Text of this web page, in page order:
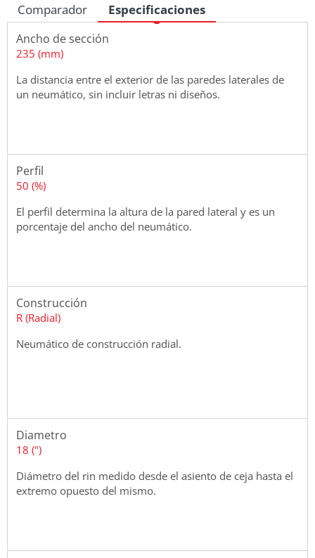
Comparador Especificaciones
Ancho de sección
235 (mm)
La distancia entre el exterior de las paredes laterales de
un neumático, sin incluir letras ni diseños.
Perfil
50 (%)
El perfil determina la altura de la pared lateral y es un
porcentaje del ancho del neumático.
Construcción
R (Radial)
Neumático de construcción radial.
Diametro
18 (")
Diámetro del rin medido desde el asiento de ceja hasta el
extremo opuesto del mismo.